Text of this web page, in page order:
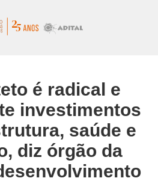
é radical e
investimentos
saúde e
diz órgão da